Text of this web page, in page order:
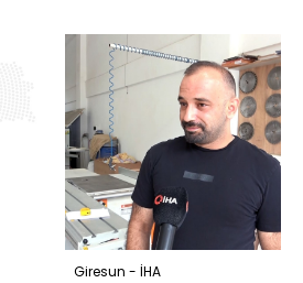
Giresun - İHA